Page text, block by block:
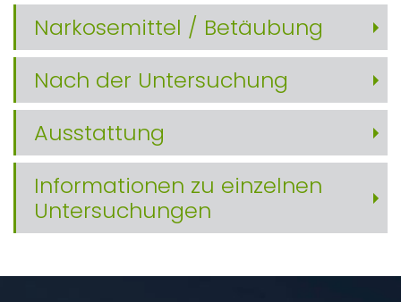
Narkosemittel / Betäubung
Nach der Untersuchung
Ausstattung
Informationen zu einzelnen
Untersuchungen